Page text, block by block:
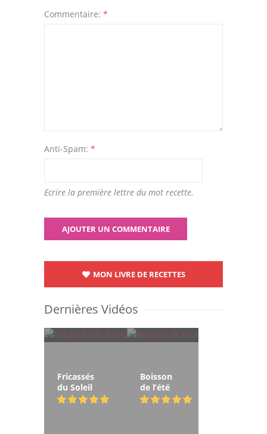
Commentaire: *
Anti-Spam: *
Ecrire la première lettre du mot recette.
MON LIVRE DE RECETTES
Dernières Vidéos
Fricassés
du Soleil
Boisson
de l’été